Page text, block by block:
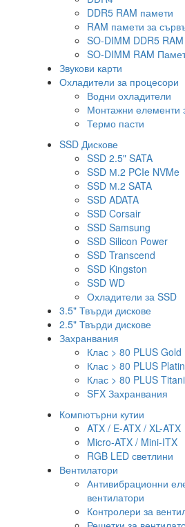
DDR5 RAM памети
RAM памети за
SO-DIMM DDR5
SO-DIMM RAM
Звукови карти
Охладители за процесори
Водни охладители
Монтажни елементи
Термо пасти
SSD Дискове
SSD 2.5" SATA
SSD М.2 PCIe NVMe
SSD М.2 SATA
SSD ADATA
SSD Corsair
SSD Samsung
SSD Silicon Power
SSD Transcend
SSD Kingston
SSD WD
Охладители за SSD
3.5" Твърди дискове
2.5" Твърди дискове
Захранвания
Клас > 80 PLUS Gold
Клас > 80 PLUS
Клас > 80 PLUS
SFX Захранвания
Компютърни кутии
ATX / E-ATX / XL-ATX
Micro-ATX / Mini-ITX
RGB LED светлини
Вентилатори
Антивибрационни
вентилатори
Контролери за